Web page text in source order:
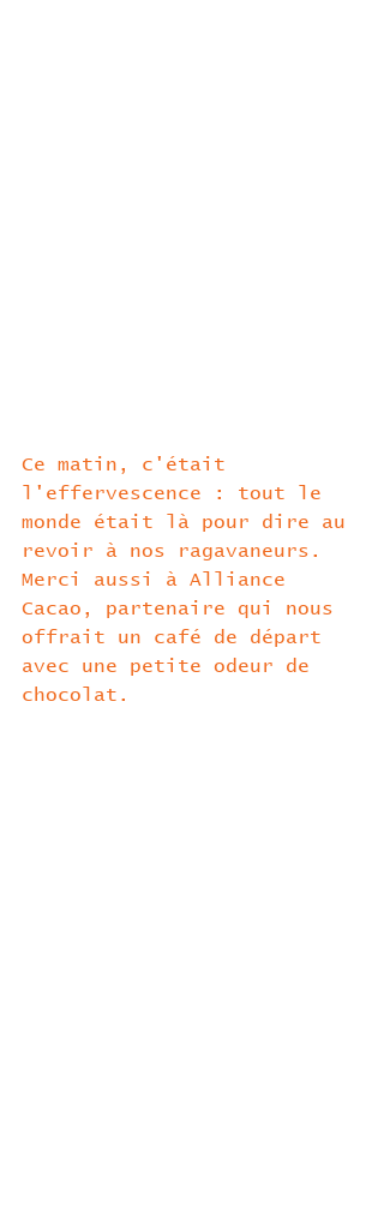
Ce matin, c'était
l'effervescence : tout le
monde était là pour dire au
revoir à nos ragavaneurs.
Merci aussi à Alliance
Cacao, partenaire qui nous
offrait un café de départ
avec une petite odeur de
chocolat.